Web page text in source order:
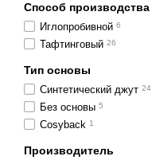
Способ производства
Иглопробивной 6
Тафтинговый 26
Тип основы
Синтетический джут 24
Без основы 5
Cosyback 1
Производитель